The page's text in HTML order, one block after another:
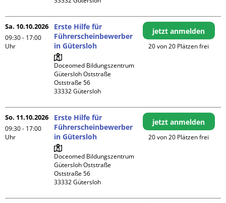
Sa. 10.10.2026
09:30 - 17:00
Uhr
Erste Hilfe für
Führerscheinbewerber
in Gütersloh
Doceomed Bildungszentrum
Gütersloh Oststraße
Oststraße 56
jetzt anmelden
20 von 20 Plätzen frei
So. 11.10.2026
09:30 - 17:00
Uhr
Erste Hilfe für
Führerscheinbewerber
in Gütersloh
Doceomed Bildungszentrum
Gütersloh Oststraße
Oststraße 56
jetzt anmelden
20 von 20 Plätzen frei